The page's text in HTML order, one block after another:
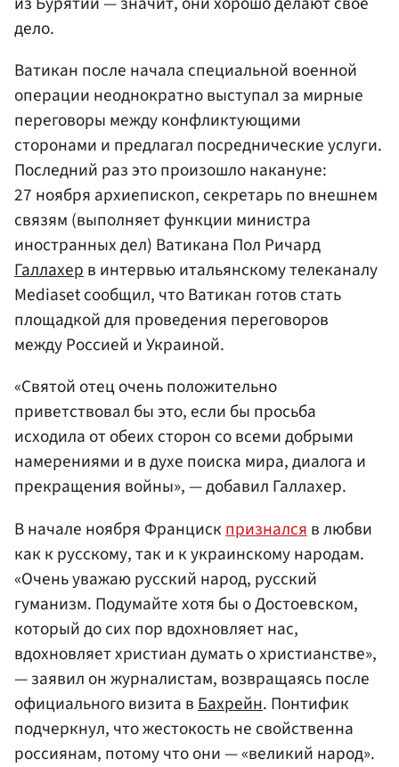
дело.
Ватикан после начала специальной военной
операции неоднократно выступал за мирные
переговоры между конфликтующими
сторонами и предлагал посреднические услуги.
Последний раз это произошло накануне:
27 ноября архиепископ, секретарь по внешнем
связям (выполняет функции министра
иностранных дел) Ватикана Пол Ричард
Галлахерв интервью итальянскому телеканалу
Mediaset сообщил, что Ватикан готов стать
площадкой для проведения переговоров
между Россией и Украиной.
«Святой отец очень положительно
приветствовал бы это, если бы просьба
исходила от обеих сторон со всеми добрыми
намерениями и в духе поиска мира, диалога и
прекращения войны», — добавил Галлахер.
В начале ноября Франциск признался в любви
как к русскому, так и к украинскому народам.
«Очень уважаю русский народ, русский
гуманизм. Подумайте хотя бы о Достоевском,
который до сих пор вдохновляет нас,
вдохновляет христиан думать о христианстве»,
— заявил он журналистам, возвращаясь после
официального визита в Бахрейн. Понтифик
подчеркнул, что жестокость не свойственна
россиянам, потому что они — «великий народ».